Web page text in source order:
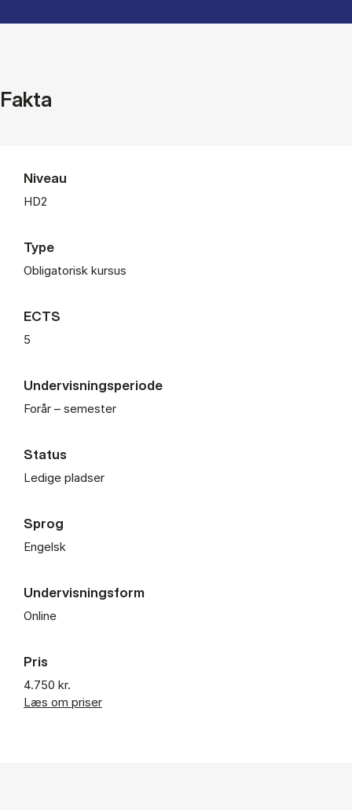
Fakta
Niveau
HD2
Type
Obligatorisk kursus
ECTS
5
Undervisningsperiode
Forår – semester
Status
Ledige pladser
Sprog
Engelsk
Undervisningsform
Online
Pris
4.750 kr.
Læs om priser